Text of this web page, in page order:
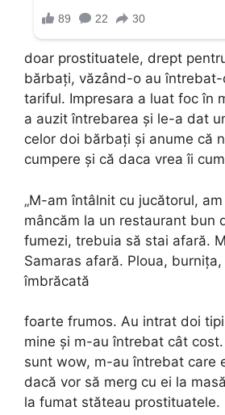
doar prostituatele, drept
bărbați, văzând-o au întrebat-
tariful. Impresara a luat foc în
a auzit întrebarea și le-a dat
celor doi bărbați și anume că
cumpere și că daca vrea îi
„M-am întâlnit cu jucătorul,
mâncăm la un restaurant bun
fumezi, trebuia să stai afară.
Samaras afară. Ploua,
îmbrăcată
foarte frumos. Au intrat doi
mine și m-au întrebat cât
sunt wow, m-au întrebat care
dacă vor să merg cu ei la
la fumat stăteau prostituatele.